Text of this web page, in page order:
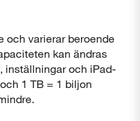
och varierar beroende
kan ändras
inställningar och iPad-
1 TB = 1 biljon